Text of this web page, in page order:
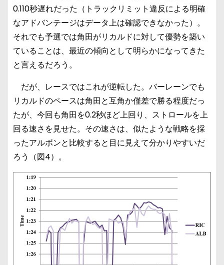
0.110秒遅れだった（トラックリミット違反による明確
なアドバンテージはデータ上は確認できなかった）。
それでも予選では角田がリカルドに対して優勢を築い
ていることは、最近の傾向として明らかになってきた
と言えるだろう。
だが、レースではこれが逆転した。バーレーンでも
リカルドのペースは角田と互角か僅差で勝る程度だっ
たが、今回も角田を0.2秒ほど上回り、ストロールを上
回る速さを見せた。その速さは、似たような戦略を採
ったアルボンと比較すると目に見えて分かりやすいだ
ろう（図4）。